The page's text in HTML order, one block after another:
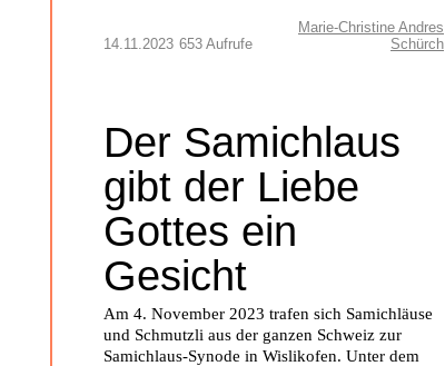
14.11.2023 653 Aufrufe
Marie-Christine Andres
Schürch
Der Samichlaus
gibt der Liebe
Gottes ein
Gesicht
Am 4. November 2023 trafen sich Samichläuse
und Schmutzli aus der ganzen Schweiz zur
Samichlaus-Synode in Wislikofen. Unter dem